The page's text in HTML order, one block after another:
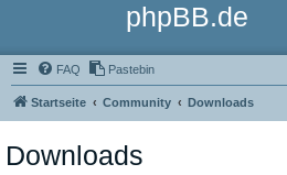
phpBB.de
FAQ Pastebin
Startseite Community Downloads
Downloads